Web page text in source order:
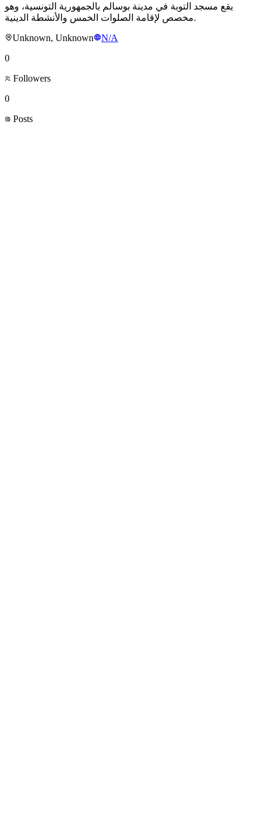
يقع مسجد التوبة في مدينة بوسالم بالجمهورية التونسية، وهو
مخصص لإقامة الصلوات الخمس والأنشطة الدينية.
Unknown, Unknown
N/A
0
Followers
0
Posts